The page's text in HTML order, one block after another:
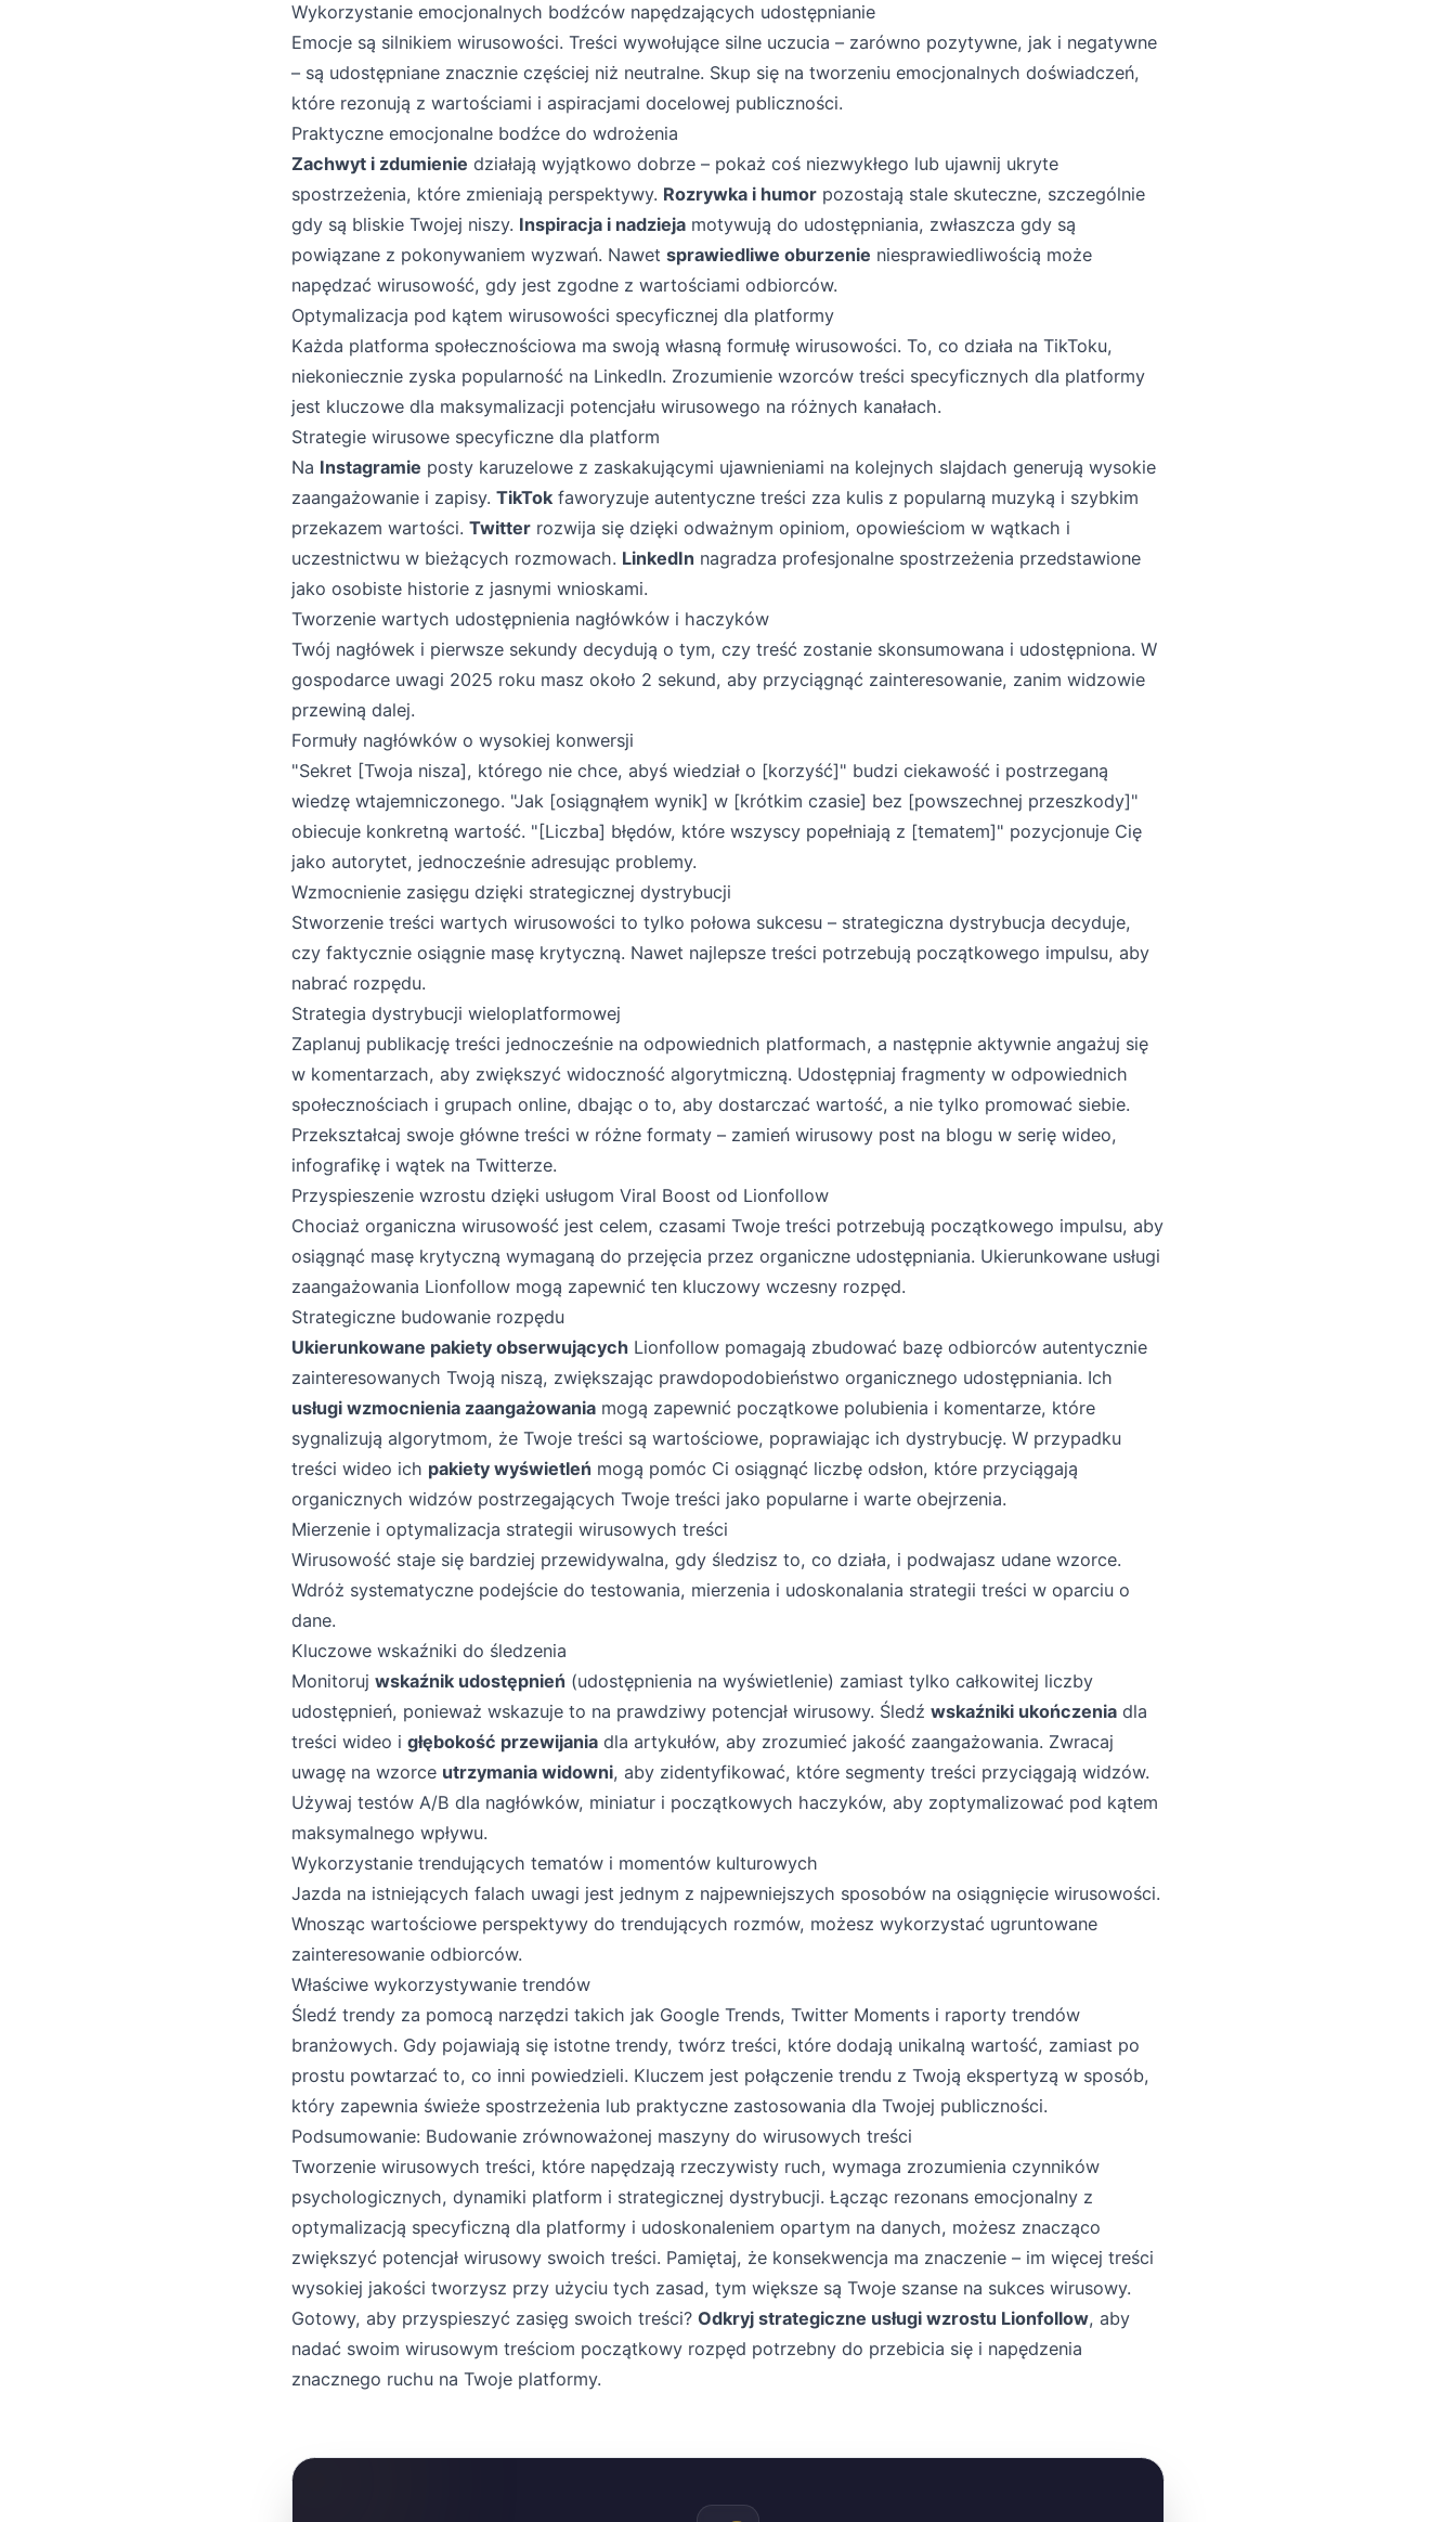
Wykorzystanie emocjonalnych bodźców napędzających udostępnianie
Emocje są silnikiem wirusowości. Treści wywołujące silne uczucia – zarówno pozytywne, jak i negatywne
– są udostępniane znacznie częściej niż neutralne. Skup się na tworzeniu emocjonalnych doświadczeń,
które rezonują z wartościami i aspiracjami docelowej publiczności.
Praktyczne emocjonalne bodźce do wdrożenia
Zachwyt i zdumienie działają wyjątkowo dobrze – pokaż coś niezwykłego lub ujawnij ukryte
spostrzeżenia, które zmieniają perspektywy. Rozrywka i humorpozostają stale skuteczne, szczególnie
gdy są bliskie Twojej niszy. Inspiracja i nadziejamotywują do udostępniania, zwłaszcza gdy są
powiązane z pokonywaniem wyzwań. Nawet sprawiedliwe oburzenie niesprawiedliwością może
napędzać wirusowość, gdy jest zgodne z wartościami odbiorców.
Optymalizacja pod kątem wirusowości specyficznej dla platformy
Każda platforma społecznościowa ma swoją własną formułę wirusowości. To, co działa na TikToku,
niekoniecznie zyska popularność na LinkedIn. Zrozumienie wzorców treści specyficznych dla platformy
jest kluczowe dla maksymalizacji potencjału wirusowego na różnych kanałach.
Strategie wirusowe specyficzne dla platform
Na Instagramie posty karuzelowe z zaskakującymi ujawnieniami na kolejnych slajdach generują wysokie
zaangażowanie i zapisy. TikTokfaworyzuje autentyczne treści zza kulis z popularną muzyką i szybkim
przekazem wartości. Twitterrozwija się dzięki odważnym opiniom, opowieściom w wątkach i
uczestnictwu w bieżących rozmowach. LinkedIn nagradza profesjonalne spostrzeżenia przedstawione
jako osobiste historie z jasnymi wnioskami.
Tworzenie wartych udostępnienia nagłówków i haczyków
Twój nagłówek i pierwsze sekundy decydują o tym, czy treść zostanie skonsumowana i udostępniona. W
gospodarce uwagi 2025 roku masz około 2 sekund, aby przyciągnąć zainteresowanie, zanim widzowie
przewiną dalej.
Formuły nagłówków o wysokiej konwersji
"Sekret [Twoja nisza], którego nie chce, abyś wiedział o [korzyść]" budzi ciekawość i postrzeganą
wiedzę wtajemniczonego. "Jak [osiągnąłem wynik] w [krótkim czasie] bez [powszechnej przeszkody]"
obiecuje konkretną wartość. "[Liczba] błędów, które wszyscy popełniają z [tematem]" pozycjonuje Cię
jako autorytet, jednocześnie adresując problemy.
Wzmocnienie zasięgu dzięki strategicznej dystrybucji
Stworzenie treści wartych wirusowości to tylko połowa sukcesu – strategiczna dystrybucja decyduje,
czy faktycznie osiągnie masę krytyczną. Nawet najlepsze treści potrzebują początkowego impulsu, aby
nabrać rozpędu.
Strategia dystrybucji wieloplatformowej
Zaplanuj publikację treści jednocześnie na odpowiednich platformach, a następnie aktywnie angażuj się
w komentarzach, aby zwiększyć widoczność algorytmiczną. Udostępniaj fragmenty w odpowiednich
społecznościach i grupach online, dbając o to, aby dostarczać wartość, a nie tylko promować siebie.
Przekształcaj swoje główne treści w różne formaty – zamień wirusowy post na blogu w serię wideo,
infografikę i wątek na Twitterze.
Przyspieszenie wzrostu dzięki usługom Viral Boost od Lionfollow
Chociaż organiczna wirusowość jest celem, czasami Twoje treści potrzebują początkowego impulsu, aby
osiągnąć masę krytyczną wymaganą do przejęcia przez organiczne udostępniania. Ukierunkowane usługi
zaangażowania Lionfollow mogą zapewnić ten kluczowy wczesny rozpęd.
Strategiczne budowanie rozpędu
Ukierunkowane pakiety obserwującychLionfollow pomagają zbudować bazę odbiorców autentycznie
zainteresowanych Twoją niszą, zwiększając prawdopodobieństwo organicznego udostępniania. Ich
usługi wzmocnienia zaangażowaniamogą zapewnić początkowe polubienia i komentarze, które
sygnalizują algorytmom, że Twoje treści są wartościowe, poprawiając ich dystrybucję. W przypadku
treści wideo ich pakiety wyświetleń mogą pomóc Ci osiągnąć liczbę odsłon, które przyciągają
organicznych widzów postrzegających Twoje treści jako popularne i warte obejrzenia.
Mierzenie i optymalizacja strategii wirusowych treści
Wirusowość staje się bardziej przewidywalna, gdy śledzisz to, co działa, i podwajasz udane wzorce.
Wdróż systematyczne podejście do testowania, mierzenia i udoskonalania strategii treści w oparciu o
dane.
Kluczowe wskaźniki do śledzenia
Monitoruj wskaźnik udostępnień (udostępnienia na wyświetlenie) zamiast tylko całkowitej liczby
udostępnień, ponieważ wskazuje to na prawdziwy potencjał wirusowy. Śledź wskaźniki ukończeniadla
treści wideo i głębokość przewijaniadla artykułów, aby zrozumieć jakość zaangażowania. Zwracaj
uwagę na wzorce utrzymania widowni, aby zidentyfikować, które segmenty treści przyciągają widzów.
Używaj testów A/B dla nagłówków, miniatur i początkowych haczyków, aby zoptymalizować pod kątem
maksymalnego wpływu.
Wykorzystanie trendujących tematów i momentów kulturowych
Jazda na istniejących falach uwagi jest jednym z najpewniejszych sposobów na osiągnięcie wirusowości.
Wnosząc wartościowe perspektywy do trendujących rozmów, możesz wykorzystać ugruntowane
zainteresowanie odbiorców.
Właściwe wykorzystywanie trendów
Śledź trendy za pomocą narzędzi takich jak Google Trends, Twitter Moments i raporty trendów
branżowych. Gdy pojawiają się istotne trendy, twórz treści, które dodają unikalną wartość, zamiast po
prostu powtarzać to, co inni powiedzieli. Kluczem jest połączenie trendu z Twoją ekspertyzą w sposób,
który zapewnia świeże spostrzeżenia lub praktyczne zastosowania dla Twojej publiczności.
Podsumowanie: Budowanie zrównoważonej maszyny do wirusowych treści
Tworzenie wirusowych treści, które napędzają rzeczywisty ruch, wymaga zrozumienia czynników
psychologicznych, dynamiki platform i strategicznej dystrybucji. Łącząc rezonans emocjonalny z
optymalizacją specyficzną dla platformy i udoskonaleniem opartym na danych, możesz znacząco
zwiększyć potencjał wirusowy swoich treści. Pamiętaj, że konsekwencja ma znaczenie – im więcej treści
wysokiej jakości tworzysz przy użyciu tych zasad, tym większe są Twoje szanse na sukces wirusowy.
Gotowy, aby przyspieszyć zasięg swoich treści? Odkryj strategiczne usługi wzrostu Lionfollow, aby
nadać swoim wirusowym treściom początkowy rozpęd potrzebny do przebicia się i napędzenia
znacznego ruchu na Twoje platformy.